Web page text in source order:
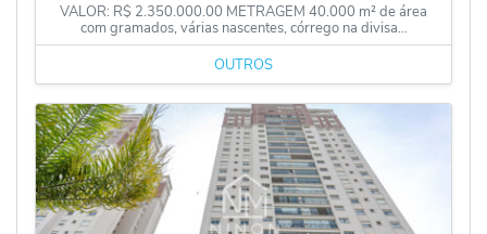
VALOR: R$ 2.350.000.00 METRAGEM 40.000 m² de área
com gramados, várias nascentes, córrego na divisa...
OUTROS